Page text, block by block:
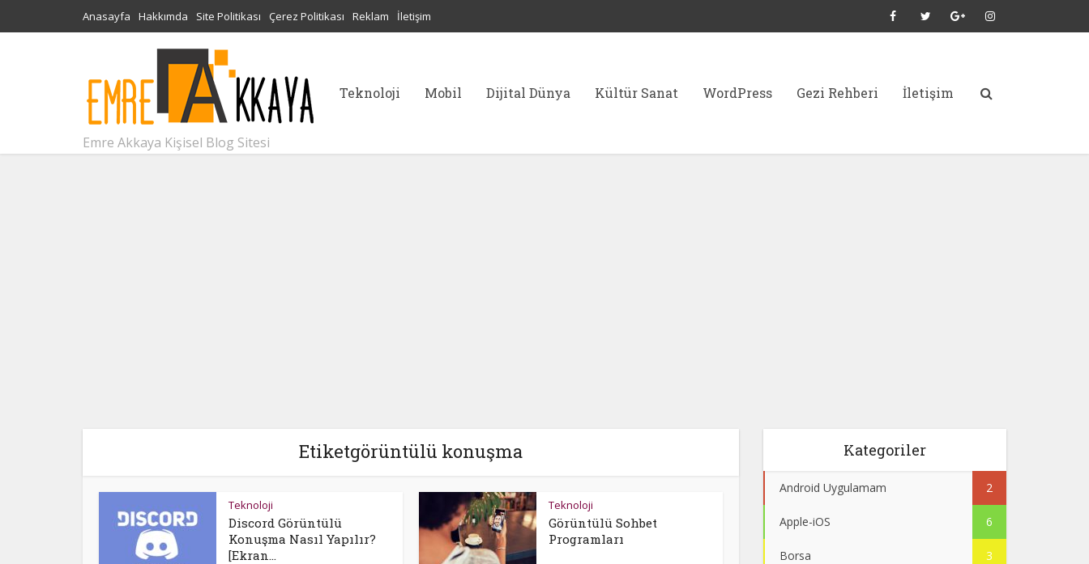
Anasayfa Hakkımda Site Politikası Çerez Politikası Reklam İletişim
Emre Akkaya Kişisel Blog Sitesi
Teknoloji Mobil Dijital Dünya Kültür Sanat WordPress Gezi Rehberi İletişim
Etiketgörüntülü konuşma
Teknoloji
Discord Görüntülü
Konuşma Nasıl Yapılır?
[Ekran...
Teknoloji
Görüntülü Sohbet
Programları
Kategoriler
Android Uygulamam 2
Apple-iOS 6
Borsa 3